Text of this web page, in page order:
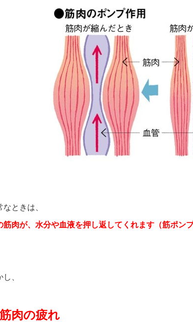
なときは、
筋肉が、水分や血液を押し返してくれます（筋ポン
し、
筋肉の疲れ